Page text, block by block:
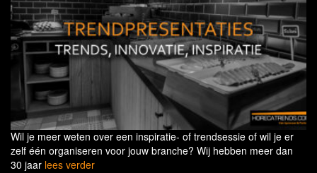
Wil je meer weten over een inspiratie- of trendsessie of wil je er
zelf één organiseren voor jouw branche? Wij hebben meer dan
30 jaar lees verder